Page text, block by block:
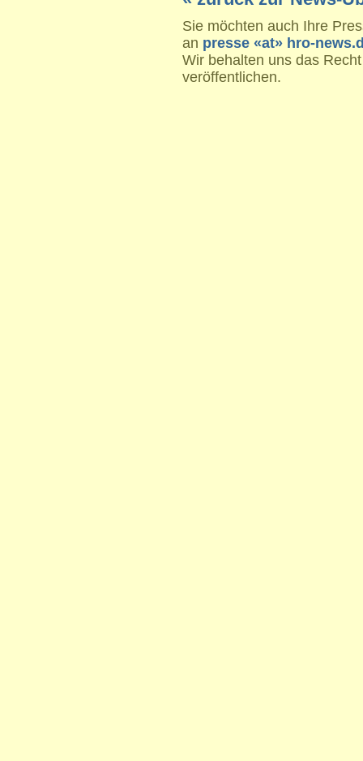
Sie möchten auch Ihre
an presse «at» hro-
Wir behalten uns das
veröffentlichen.